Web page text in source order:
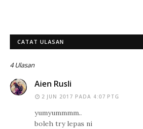
CATAT ULASAN
4 Ulasan
Aien Rusli
2 JUN 2017 PADA 4:07 PTG
yumyummmm..
boleh try lepas ni